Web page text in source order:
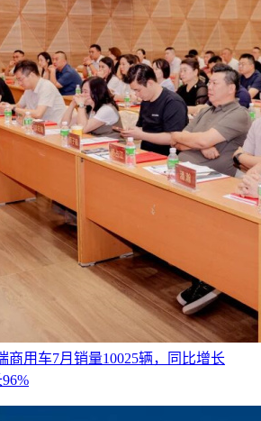
商用车7月销量10025辆，同比增长